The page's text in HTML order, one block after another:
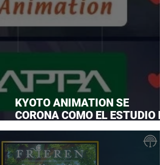
KYOTO ANIMATION SE
CORONA COMO EL ESTUDIO
ANIME FAVORITO Y LE ROBA
CORONA A MAPPA